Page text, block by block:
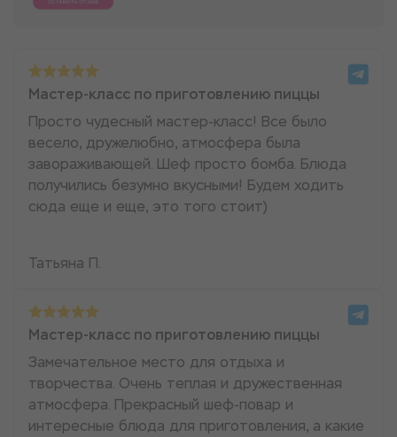
Мастер-класс по приготовлению пиццы
Просто чудесный мастер-класс! Все было
весело, дружелюбно, атмосфера была
завораживающей. Шеф просто бомба. Блюда
получились безумно вкусными! Будем ходить
сюда еще и еще, это того стоит)
Татьяна П.
Мастер-класс по приготовлению пиццы
Замечательное место для отдыха и
творчества. Очень теплая и дружественная
атмосфера. Прекрасный шеф-повар и
интересные блюда для приготовления, а какие